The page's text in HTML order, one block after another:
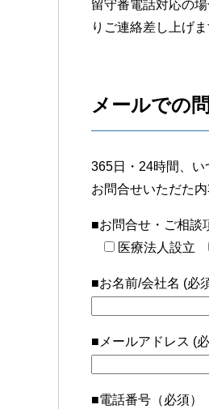
留守番電話対応の
りご連絡差し上げま
メールでの
365日・24時間、い
お問合せいただた内
■お問合せ・ご相談
医療法人設立
■お名前/会社名 (必
■メールアドレス (
■電話番号（必須）